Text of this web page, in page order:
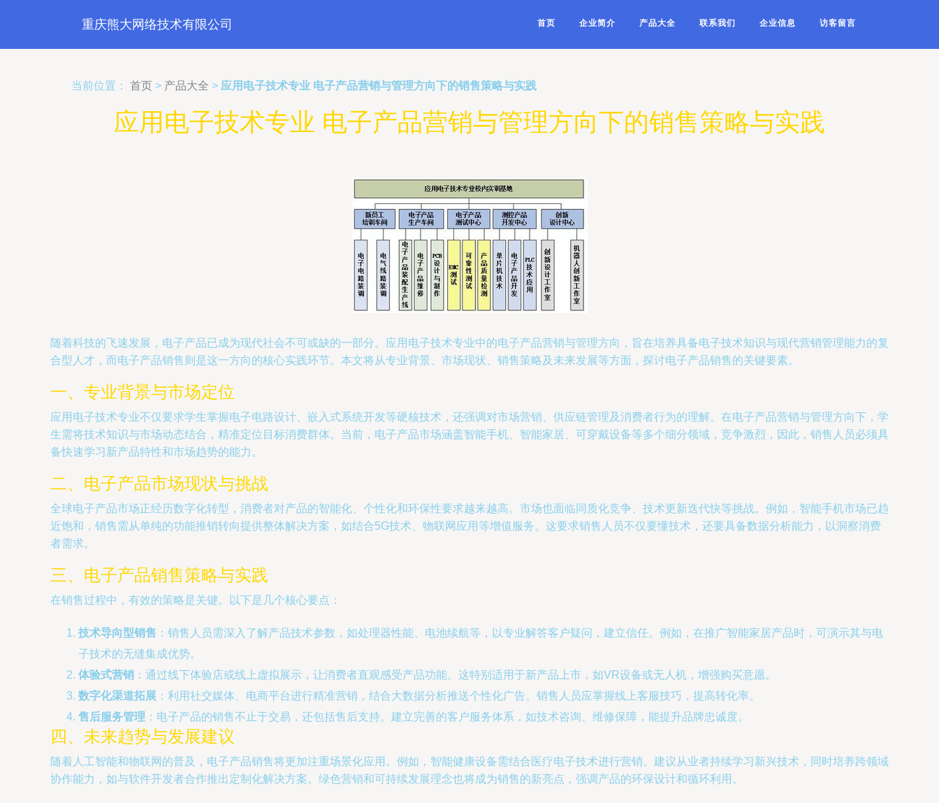
重庆熊大网络技术有限公司 首页 企业简介 产品大全 联系我们 企业信息 访客留言
当前位置： 首页 > 产品大全 > 应用电子技术专业 电子产品营销与管理方向下的销售策略与实践
应用电子技术专业 电子产品营销与管理方向下的销售策略与实践
随着科技的飞速发展，电子产品已成为现代社会不可或缺的一部分。应用电子技术专业中的电子产品营销与管理方向，旨在培养具备电子技术知识与现代营销管理能力的复
合型人才，而电子产品销售则是这一方向的核心实践环节。本文将从专业背景、市场现状、销售策略及未来发展等方面，探讨电子产品销售的关键要素。
一、专业背景与市场定位
应用电子技术专业不仅要求学生掌握电子电路设计、嵌入式系统开发等硬核技术，还强调对市场营销、供应链管理及消费者行为的理解。在电子产品营销与管理方向下，学
生需将技术知识与市场动态结合，精准定位目标消费群体。当前，电子产品市场涵盖智能手机、智能家居、可穿戴设备等多个细分领域，竞争激烈，因此，销售人员必须具
备快速学习新产品特性和市场趋势的能力。
二、电子产品市场现状与挑战
全球电子产品市场正经历数字化转型，消费者对产品的智能化、个性化和环保性要求越来越高。市场也面临同质化竞争、技术更新迭代快等挑战。例如，智能手机市场已趋
近饱和，销售需从单纯的功能推销转向提供整体解决方案，如结合5G技术、物联网应用等增值服务。这要求销售人员不仅要懂技术，还要具备数据分析能力，以洞察消费
者需求。
三、电子产品销售策略与实践
在销售过程中，有效的策略是关键。以下是几个核心要点：
技术导向型销售 ：销售人员需深入了解产品技术参数，如处理器性能、电池续航等，以专业解答客户疑问，建立信任。例如，在推广智能家居产品时，可演示其与电
子技术的无缝集成优势。
体验式营销 ：通过线下体验店或线上虚拟展示，让消费者直观感受产品功能。这特别适用于新产品上市，如VR设备或无人机，增强购买意愿。
数字化渠道拓展 ：利用社交媒体、电商平台进行精准营销，结合大数据分析推送个性化广告。销售人员应掌握线上客服技巧，提高转化率。
售后服务管理 ：电子产品的销售不止于交易，还包括售后支持。建立完善的客户服务体系，如技术咨询、维修保障，能提升品牌忠诚度。
四、未来趋势与发展建议
随着人工智能和物联网的普及，电子产品销售将更加注重场景化应用。例如，智能健康设备需结合医疗电子技术进行营销。建议从业者持续学习新兴技术，同时培养跨领域
协作能力，如与软件开发者合作推出定制化解决方案。绿色营销和可持续发展理念也将成为销售的新亮点，强调产品的环保设计和循环利用。